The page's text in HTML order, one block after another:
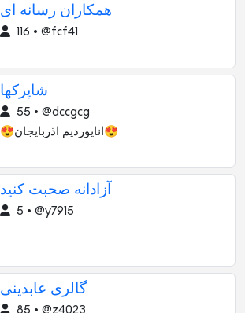
همکاران رسانه ای
116 • @fcf41
شاپرکها
55 • @dccgcg
😍انایوردیم اذربایجان😍
آزادانه صحبت کنید
5 • @y7915
گالری عابدینی
85 • @z4023